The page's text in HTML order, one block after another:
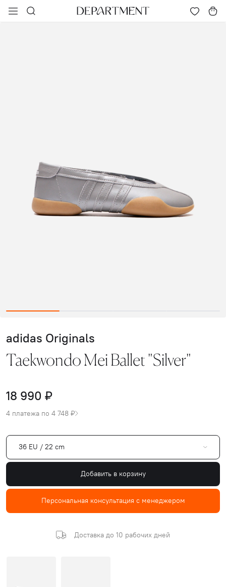
adidas Originals
Taekwondo Mei Ballet "Silver"
18 990 ₽
4 платежа по 4 748 ₽
36 EU / 22 cm
Добавить в корзину
Персональная консультация с менеджером
Доставка до 10 рабочих дней